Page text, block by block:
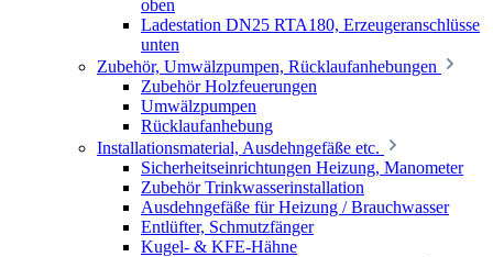
oben
Ladestation DN25 RTA180, Erzeugeranschlüsse
unten
Zubehör, Umwälzpumpen, Rücklaufanhebungen
Zubehör Holzfeuerungen
Umwälzpumpen
Rücklaufanhebung
Installationsmaterial, Ausdehngefäße etc.
Sicherheitseinrichtungen Heizung, Manometer
Zubehör Trinkwasserinstallation
Ausdehngefäße für Heizung / Brauchwasser
Entlüfter, Schmutzfänger
Kugel- & KFE-Hähne